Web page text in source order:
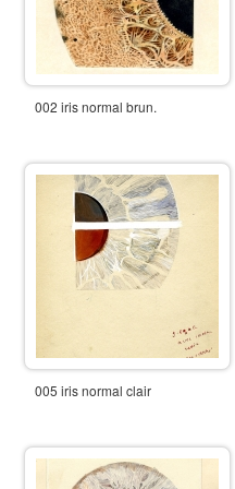
002 iris normal brun.
005 iris normal clair